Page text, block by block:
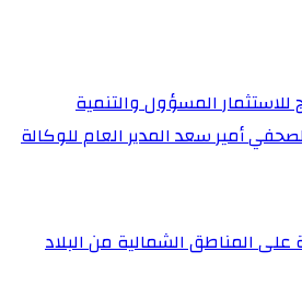
للاستثمار المسؤول والتنمية
أمير سعد المدير العام للوكالة
على المناطق الشمالية من البلاد